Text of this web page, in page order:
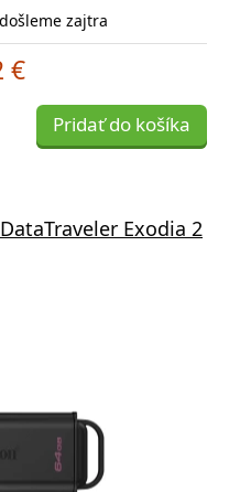
zajtra
€
Pridať do košíka
Exodia 2